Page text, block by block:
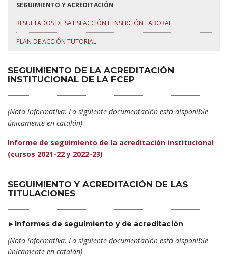
SEGUIMIENTO Y ACREDITACIÓN
RESULTADOS DE SATISFACCIÓN E INSERCIÓN LABORAL
PLAN DE ACCIÓN TUTORIAL
SEGUIMIENTO DE LA ACREDITACIÓN
INSTITUCIONAL DE LA FCEP
(Nota informativa: La siguiente documentación está disponible
únicamente en catalán)
Informe de seguimiento de la acreditación institucional
(cursos 2021-22 y 2022-23)
SEGUIMIENTO Y ACREDITACIÓN DE LAS
TITULACIONES
►Informes de seguimiento y de acreditación
(Nota informativa: La siguiente documentación está disponible
únicamente en catalán)